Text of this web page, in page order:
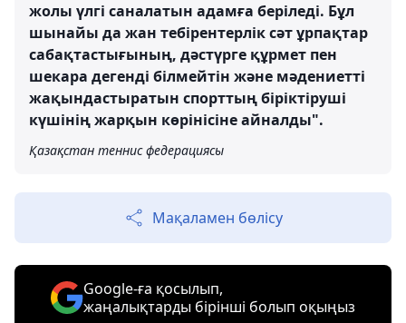
жолы үлгі саналатын адамға беріледі. Бұл
шынайы да жан тебірентерлік сәт ұрпақтар
сабақтастығының, дәстүрге құрмет пен
шекара дегенді білмейтін және мәдениетті
жақындастыратын спорттың біріктіруші
күшінің жарқын көрінісіне айналды".
Қазақстан теннис федерациясы
Мақаламен бөлісу
Google-ға қосылып,
жаңалықтарды бірінші болып оқыңыз